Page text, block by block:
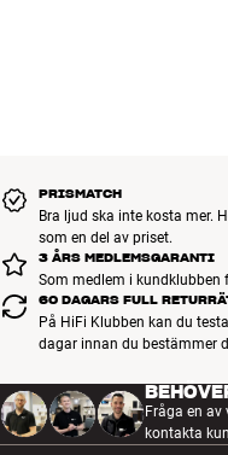
PRISMATCH
Bra ljud ska inte kosta mer.
som en del av priset.
3 ÅRS MEDLEMSGARANTI
Som medlem i kundklubben
60 DAGARS FULL
På HiFi Klubben kan du
dagar innan du bestämmer
Fråga en av
kontakta